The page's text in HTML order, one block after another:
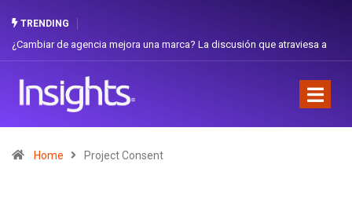
TRENDING
¿Cambiar de agencia mejora una marca? La discusión que atraviesa a
Home Project Consent